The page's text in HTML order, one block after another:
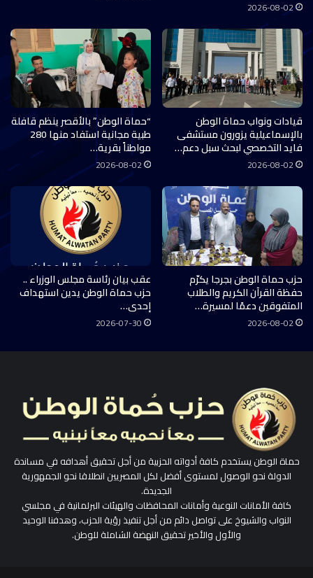
2026-08-02
قيادات ونواب حماة الوطن
بالإسماعيلية يزورون مستشفى
فايد التخصصي لبحث سبل دعم…
2026-08-02
“حماة الوطن” بالأقصر ينظم قافلة
طبية مجانية استفاد منها 280
مواطناً بقرية…
2026-08-02
حزب حماة الوطن بجرجا يكرّم
حفظة القرآن الكريم والطلاب
المتفوقين دعمًا لمسيرة…
2026-08-02
عقب بيان رئاسة مجلس الوزراء ..
حزب حماة الوطن يدين استهداف
إحدى…
2026-07-30
حماة الوطن يستخدم كافة أدواته الحزبية من أجل تحقيق أهدافه في مساندة
الدولة نحو الوصول لمستوى أفضل لكل المصريين انطلاقا نحو الجمهورية
الجديدة.
كافة الأمانات النوعية وأمانات المحافظات والهيئات البرلمانية في مجلسي
النواب والشيوخ على تواصل دائم من أجل تنفيذ رؤية الحزب، وهدفنا الوحيد
والأول والأخير تحقيق النهضة الشاملة للوطن.